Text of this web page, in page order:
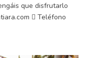
que disfrutarlo
 Teléfono